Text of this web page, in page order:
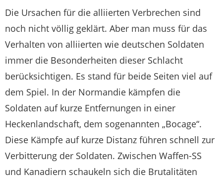
Die Ursachen für die alliierten Verbrechen sind
noch nicht völlig geklärt. Aber man muss für das
Verhalten von alliierten wie deutschen Soldaten
immer die Besonderheiten dieser Schlacht
berücksichtigen. Es stand für beide Seiten viel auf
dem Spiel. In der Normandie kämpfen die
Soldaten auf kurze Entfernungen in einer
Heckenlandschaft, dem sogenannten „Bocage“.
Diese Kämpfe auf kurze Distanz führen schnell zur
Verbitterung der Soldaten. Zwischen Waffen-SS
und Kanadiern schaukeln sich die Brutalitäten